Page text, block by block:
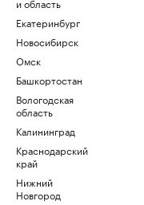
Екатеринбург
Новосибирск
Омск
Башкортостан
Вологодская
область
Калининград
Краснодарский
край
Нижний
Новгород